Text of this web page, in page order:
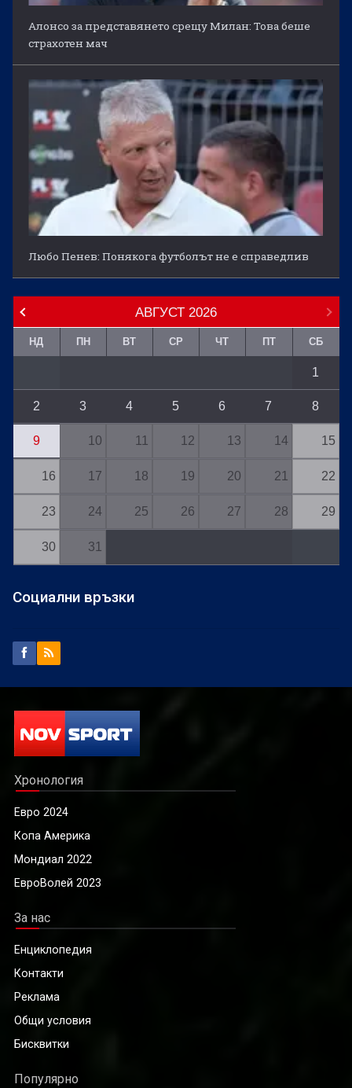
Алонсо за представянето срещу Милан: Това беше
страхотен мач
Любо Пенев: Понякога футболът не е справедлив
АВГУСТ 2026
НД ПН ВТ СР ЧТ ПТ СБ
1
2 3 4 5 6 7 8
9 10 11 12 13 14 15
16 17 18 19 20 21 22
23 24 25 26 27 28 29
30 31
Социални връзки
Хронология
Евро 2024
Копа Америка
Мондиал 2022
ЕвроВолей 2023
За нас
Енциклопедия
Контакти
Реклама
Общи условия
Бисквитки
Популярно